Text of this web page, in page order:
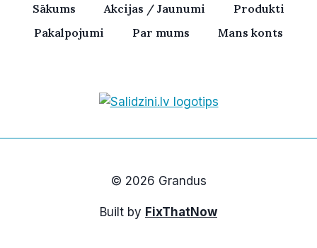
Sākums Akcijas / Jaunumi
Produkti
Pakalpojumi
Par mums Mans konts
© 2026 Grandus
Built by FixThatNow